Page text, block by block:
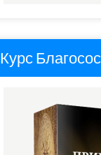
Курс